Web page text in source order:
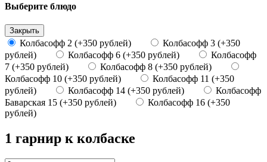
Выберите блюдо
Закрыть
Колбасофф 2 (+350 рублей)
Колбасофф 3 (+350
рублей)
Колбасофф 6 (+350 рублей)
Колбасофф
7 (+350 рублей)
Колбасофф 8 (+350 рублей)
Колбасофф 10 (+350 рублей)
Колбасофф 11 (+350
рублей)
Колбасофф 14 (+350 рублей)
Колбасофф
Баварская 15 (+350 рублей)
Колбасофф 16 (+350
рублей)
1 гарнир к колбаске